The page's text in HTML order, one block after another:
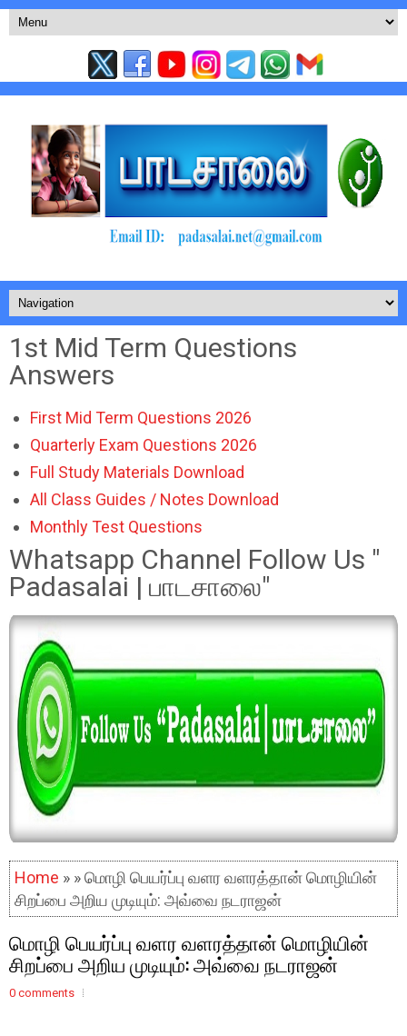
1st Mid Term Questions
Answers
First Mid Term Questions 2026
Quarterly Exam Questions 2026
Full Study Materials Download
All Class Guides / Notes Download
Monthly Test Questions
Whatsapp Channel Follow Us "
Padasalai | பாடசாலை"
Home » » மொழி பெயர்ப்பு வளர வளரத்தான் மொழியின்
சிறப்பை அறிய முடியும்: அவ்வை நடராஜன்
மொழி பெயர்ப்பு வளர வளரத்தான் மொழியின்
சிறப்பை அறிய முடியும்: அவ்வை நடராஜன்
0 comments